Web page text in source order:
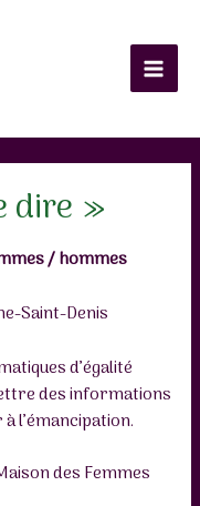
Main
dire »
/ hommes
Saint-Denis
d’égalité
des informations
l’émancipation.
des Femmes